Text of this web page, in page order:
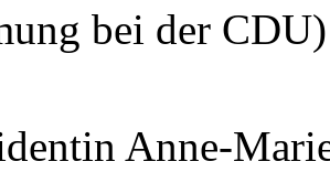
bei der CDU)
Anne-